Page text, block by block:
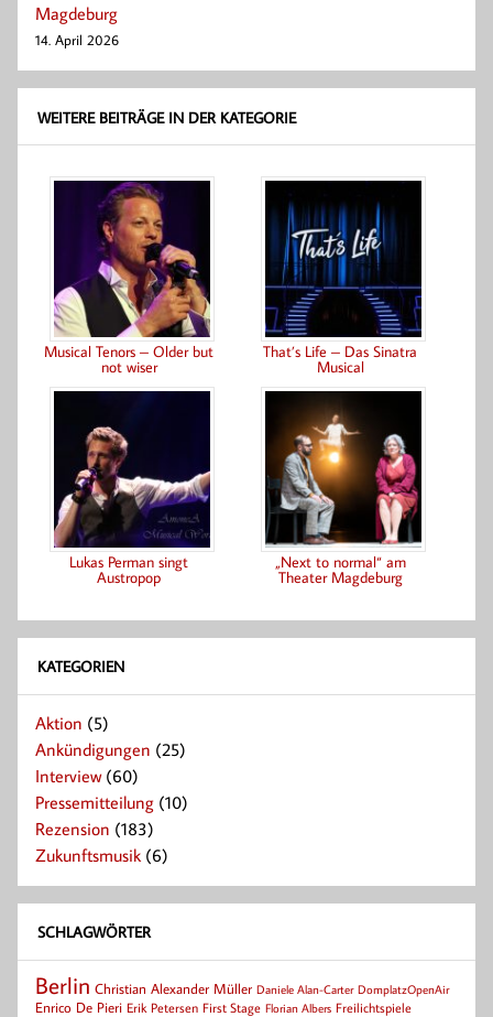
Magdeburg
14. April 2026
WEITERE BEITRÄGE IN DER KATEGORIE
Musical Tenors – Older but
not wiser
That’s Life – Das Sinatra
Musical
Lukas Perman singt
Austropop
„Next to normal“ am
Theater Magdeburg
KATEGORIEN
Aktion (5)
Ankündigungen (25)
Interview(60)
Pressemitteilung (10)
Rezension (183)
Zukunftsmusik (6)
SCHLAGWÖRTER
Berlin Christian Alexander Müller Daniele Alan-Carter DomplatzOpenAir
Enrico De Pieri Erik Petersen First Stage Florian Albers Freilichtspiele